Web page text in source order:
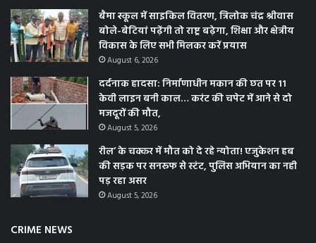
बैमा स्कूल में साइकिल वितरण, त्रिलोक चंद्र श्रीवास
बोले-बेटियां पढ़ेंगी तो राष्ट्र बढ़ेगा, शिक्षा और क्षेत्रीय
विकास के लिए सभी मिलकर करें प्रयास
August 6, 2026
दर्दनाक हादसा: निर्माणाधीन मकान की छत पर 11
केवी लाइन बनी काल… करंट की चपेट में आने से दो
मजदूरों की मौत,
August 5, 2026
रील’ के चक्कर में मौत को दे रहे न्योता! एजुकेशन हब
की सड़क पर सनरूफ से स्टंट, पुलिस अभियान का नही
पड़ रहा असर
August 5, 2026
CRIME NEWS